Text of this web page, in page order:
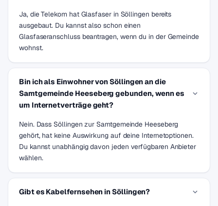
Ja, die Telekom hat Glasfaser in Söllingen bereits
ausgebaut. Du kannst also schon einen
Glasfaseranschluss beantragen, wenn du in der Gemeinde
wohnst.
Bin ich als Einwohner von Söllingen an die
Samtgemeinde Heeseberg gebunden, wenn es
um Internetverträge geht?
Nein. Dass Söllingen zur Samtgemeinde Heeseberg
gehört, hat keine Auswirkung auf deine Internetoptionen.
Du kannst unabhängig davon jeden verfügbaren Anbieter
wählen.
Gibt es Kabelfernsehen in Söllingen?